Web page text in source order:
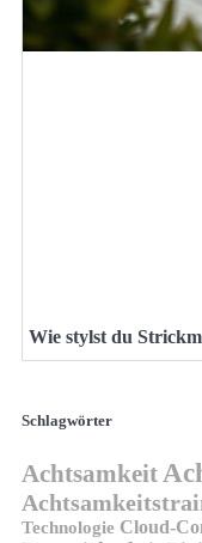
Wie stylst du
Schlagwörter
Achtsamkeit
Technologie Cloud-